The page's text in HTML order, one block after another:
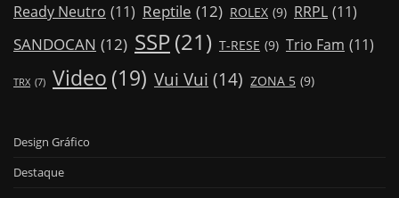
Ready Neutro (11) Reptile (12) ROLEX (9) RRPL (11)
SANDOCAN (12) SSP(21) T-RESE (9) Trio Fam (11)
TRX (7) Video (19) Vui Vui (14) ZONA 5 (9)
Design Gráfico
Destaque